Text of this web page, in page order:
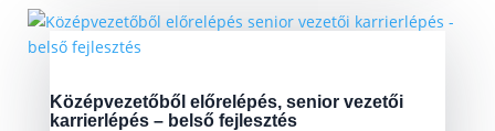
Középvezetőből előrelépés, senior vezetői
karrierlépés – belső fejlesztés